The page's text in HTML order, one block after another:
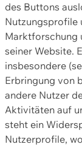
des Buttons
Nutzungsprofile
Marktforschung
seiner Website.
insbesondere
Erbringung von
andere Nutzer
Aktivitäten auf
steht ein
Nutzerprofile,